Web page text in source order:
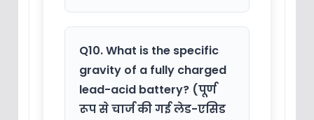
Q10. What is the specific
gravity of a fully charged
lead-acid battery? (पूर्ण
रूप से चार्ज की गई लेड-एसिड